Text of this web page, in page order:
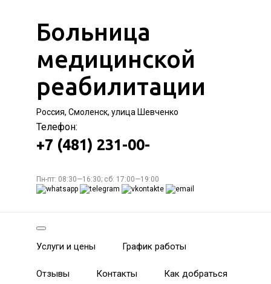
Больница
медицинской
реабилитации
Россия, Смоленск, улица Шевченко
Телефон:
+7 (481) 231-00-
Пн-пт: 08:30—16:30; сб: 17:00—19:00
Услуги и цены График работы
Отзывы Контакты Как добраться